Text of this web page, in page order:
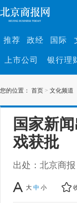
推荐 政经 国际
上市公司 银行理
您的位置： 首页 > 文化频道
国家新
戏获批
出处：北京商报
大 中 小